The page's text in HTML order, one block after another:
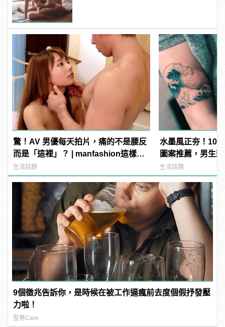
驚！AV 男優每天拍片，痛的不是腰反
而是「這裡」？ | manfashion這樣變
型男
生活話題
水墨風正夯！10
圖案推薦，男生
manfashion這樣
生活話題
9個徵兆告訴你，是時候在被工作逼瘋前去度個假抒發壓
力啦！
型男Care